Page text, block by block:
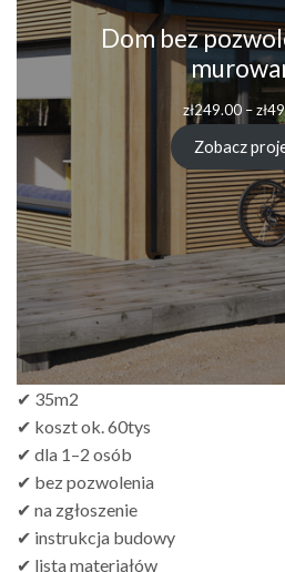
Dom bez
zł249.00 – zł
Zobacz
✔ 35m2
✔ koszt ok. 60tys
✔ dla 1–2 osób
✔ bez pozwolenia
✔ na zgłoszenie
✔ instrukcja budowy
✔ lista materiałów